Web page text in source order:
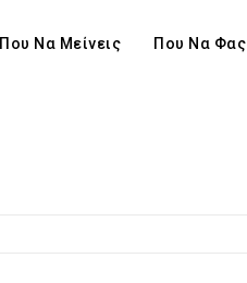
Που Να Μείνεις Που Να Φας